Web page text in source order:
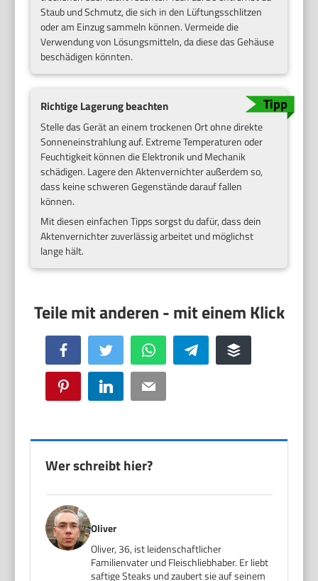
Staub und Schmutz, die sich in den Lüftungsschlitzen
oder am Einzug sammeln können. Vermeide die
Verwendung von Lösungsmitteln, da diese das Gehäuse
beschädigen könnten.
Richtige Lagerung beachten
Stelle das Gerät an einem trockenen Ort ohne direkte
Sonneneinstrahlung auf. Extreme Temperaturen oder
Feuchtigkeit können die Elektronik und Mechanik
schädigen. Lagere den Aktenvernichter außerdem so,
dass keine schweren Gegenstände darauf fallen
können.
Mit diesen einfachen Tipps sorgst du dafür, dass dein
Aktenvernichter zuverlässig arbeitet und möglichst
lange hält.
Facebook Twitter WhatsApp Telegram Buffer
Pinterest LinkedIn Email
Wer schreibt hier?
Oliver
Oliver, 36, ist leidenschaftlicher
Familienvater und Fleischliebhaber. Er liebt
saftige Steaks und zaubert sie auf seinem